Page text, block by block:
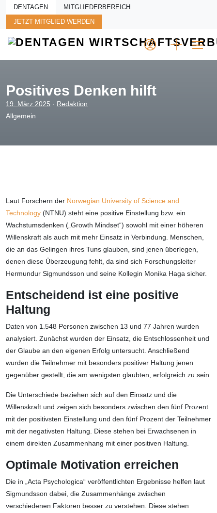
Skip to main content
DENTAGEN MITGLIEDERBEREICH
JETZT MITGLIED WERDEN
Positives Denken hilft
19. März 2025 · Redaktion
Allgemein
Laut Forschern der Norwegian University of Science and
Technology (NTNU) steht eine positive Einstellung bzw. ein
Wachstumsdenken („Growth Mindset“) sowohl mit einer höheren
Willenskraft als auch mit mehr Einsatz in Verbindung. Menschen,
die an das Gelingen ihres Tuns glauben, sind jenen überlegen,
denen diese Überzeugung fehlt, da sind sich Forschungsleiter
Hermundur Sigmundsson und seine Kollegin Monika Haga sicher.
Entscheidend ist eine positive
Haltung
Daten von 1.548 Personen zwischen 13 und 77 Jahren wurden
analysiert. Zunächst wurden der Einsatz, die Entschlossenheit und
der Glaube an den eigenen Erfolg untersucht. Anschließend
wurden die Teilnehmer mit besonders positiver Haltung jenen
gegenüber gestellt, die am wenigsten glaubten, erfolgreich zu sein.
Die Unterschiede beziehen sich auf den Einsatz und die
Willenskraft und zeigen sich besonders zwischen den fünf Prozent
mit der positivsten Einstellung und den fünf Prozent der Teilnehmer
mit der negativsten Haltung. Diese stehen bei Erwachsenen in
einem direkten Zusammenhang mit einer positiven Haltung.
Optimale Motivation erreichen
Die in „Acta Psychologica“ veröffentlichten Ergebnisse helfen laut
Sigmundsson dabei, die Zusammenhänge zwischen
verschiedenen Faktoren besser zu verstehen. Diese stehen